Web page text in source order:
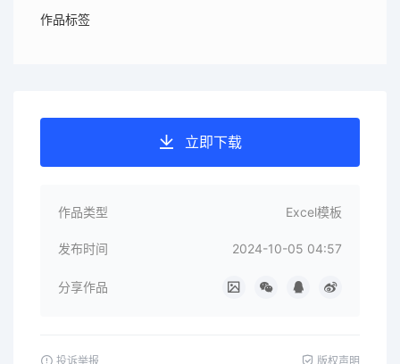
作品标签
立即下载
作品类型 Excel模板
发布时间 2024-10-05 04:57
分享作品
投诉举报 版权声明